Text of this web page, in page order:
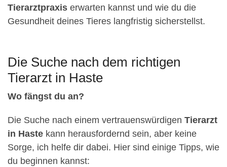
Tierarztpraxis erwarten kannst und wie du die
Gesundheit deines Tieres langfristig sicherstellst.
Die Suche nach dem richtigen
Tierarzt in Haste
Wo fängst du an?
Die Suche nach einem vertrauenswürdigen Tierarzt
in Haste kann herausfordernd sein, aber keine
Sorge, ich helfe dir dabei. Hier sind einige Tipps, wie
du beginnen kannst: